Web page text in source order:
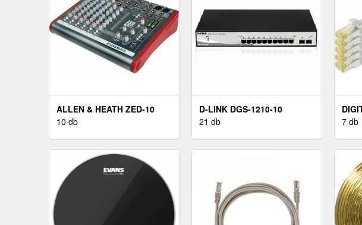
ALLEN & HEATH ZED-10
10 db
D-LINK DGS-1210-10
21 db
7 db